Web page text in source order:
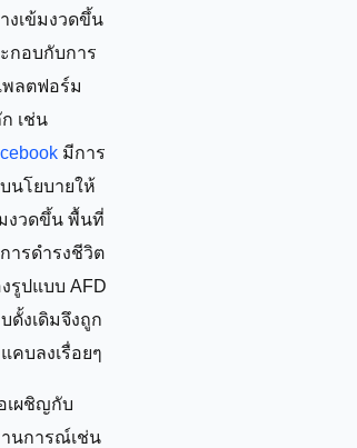
งเข้มงวดขึ้น
กอบกับการ
ลตฟอร์ม
เช่น
มีการ
นโยบายให้
งวดขึ้น พื้นที่
ารดำรงชีวิต
รูปแบบ AFD
ดั้งเดิมจึงถูก
คบลงเรื่อยๆ
เผชิญกับ
นการณ์เช่น